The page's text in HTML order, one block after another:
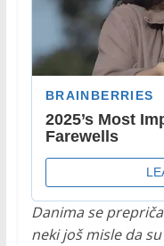
Danima se
neki još misle da